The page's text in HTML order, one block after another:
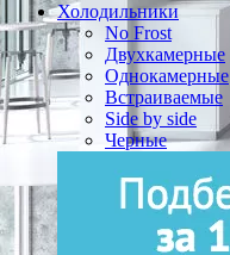
Холодильники
No Frost
Двухкамерные
Однокамерные
Встраиваемые
Side by side
Черные